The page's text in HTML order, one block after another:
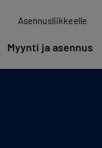
Asennusliikkeelle
Myynti ja asennus